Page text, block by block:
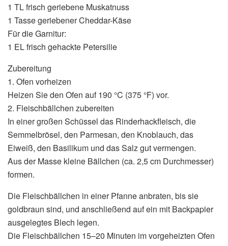
1 TL frisch geriebene Muskatnuss
1 Tasse geriebener Cheddar-Käse
Für die Garnitur:
1 EL frisch gehackte Petersilie
Zubereitung
1. Ofen vorheizen
Heizen Sie den Ofen auf 190 °C (375 °F) vor.
2. Fleischbällchen zubereiten
In einer großen Schüssel das Rinderhackfleisch, die
Semmelbrösel, den Parmesan, den Knoblauch, das
Eiweiß, den Basilikum und das Salz gut vermengen.
Aus der Masse kleine Bällchen (ca. 2,5 cm Durchmesser)
formen.
Die Fleischbällchen in einer Pfanne anbraten, bis sie
goldbraun sind, und anschließend auf ein mit Backpapier
ausgelegtes Blech legen.
Die Fleischbällchen 15–20 Minuten im vorgeheizten Ofen